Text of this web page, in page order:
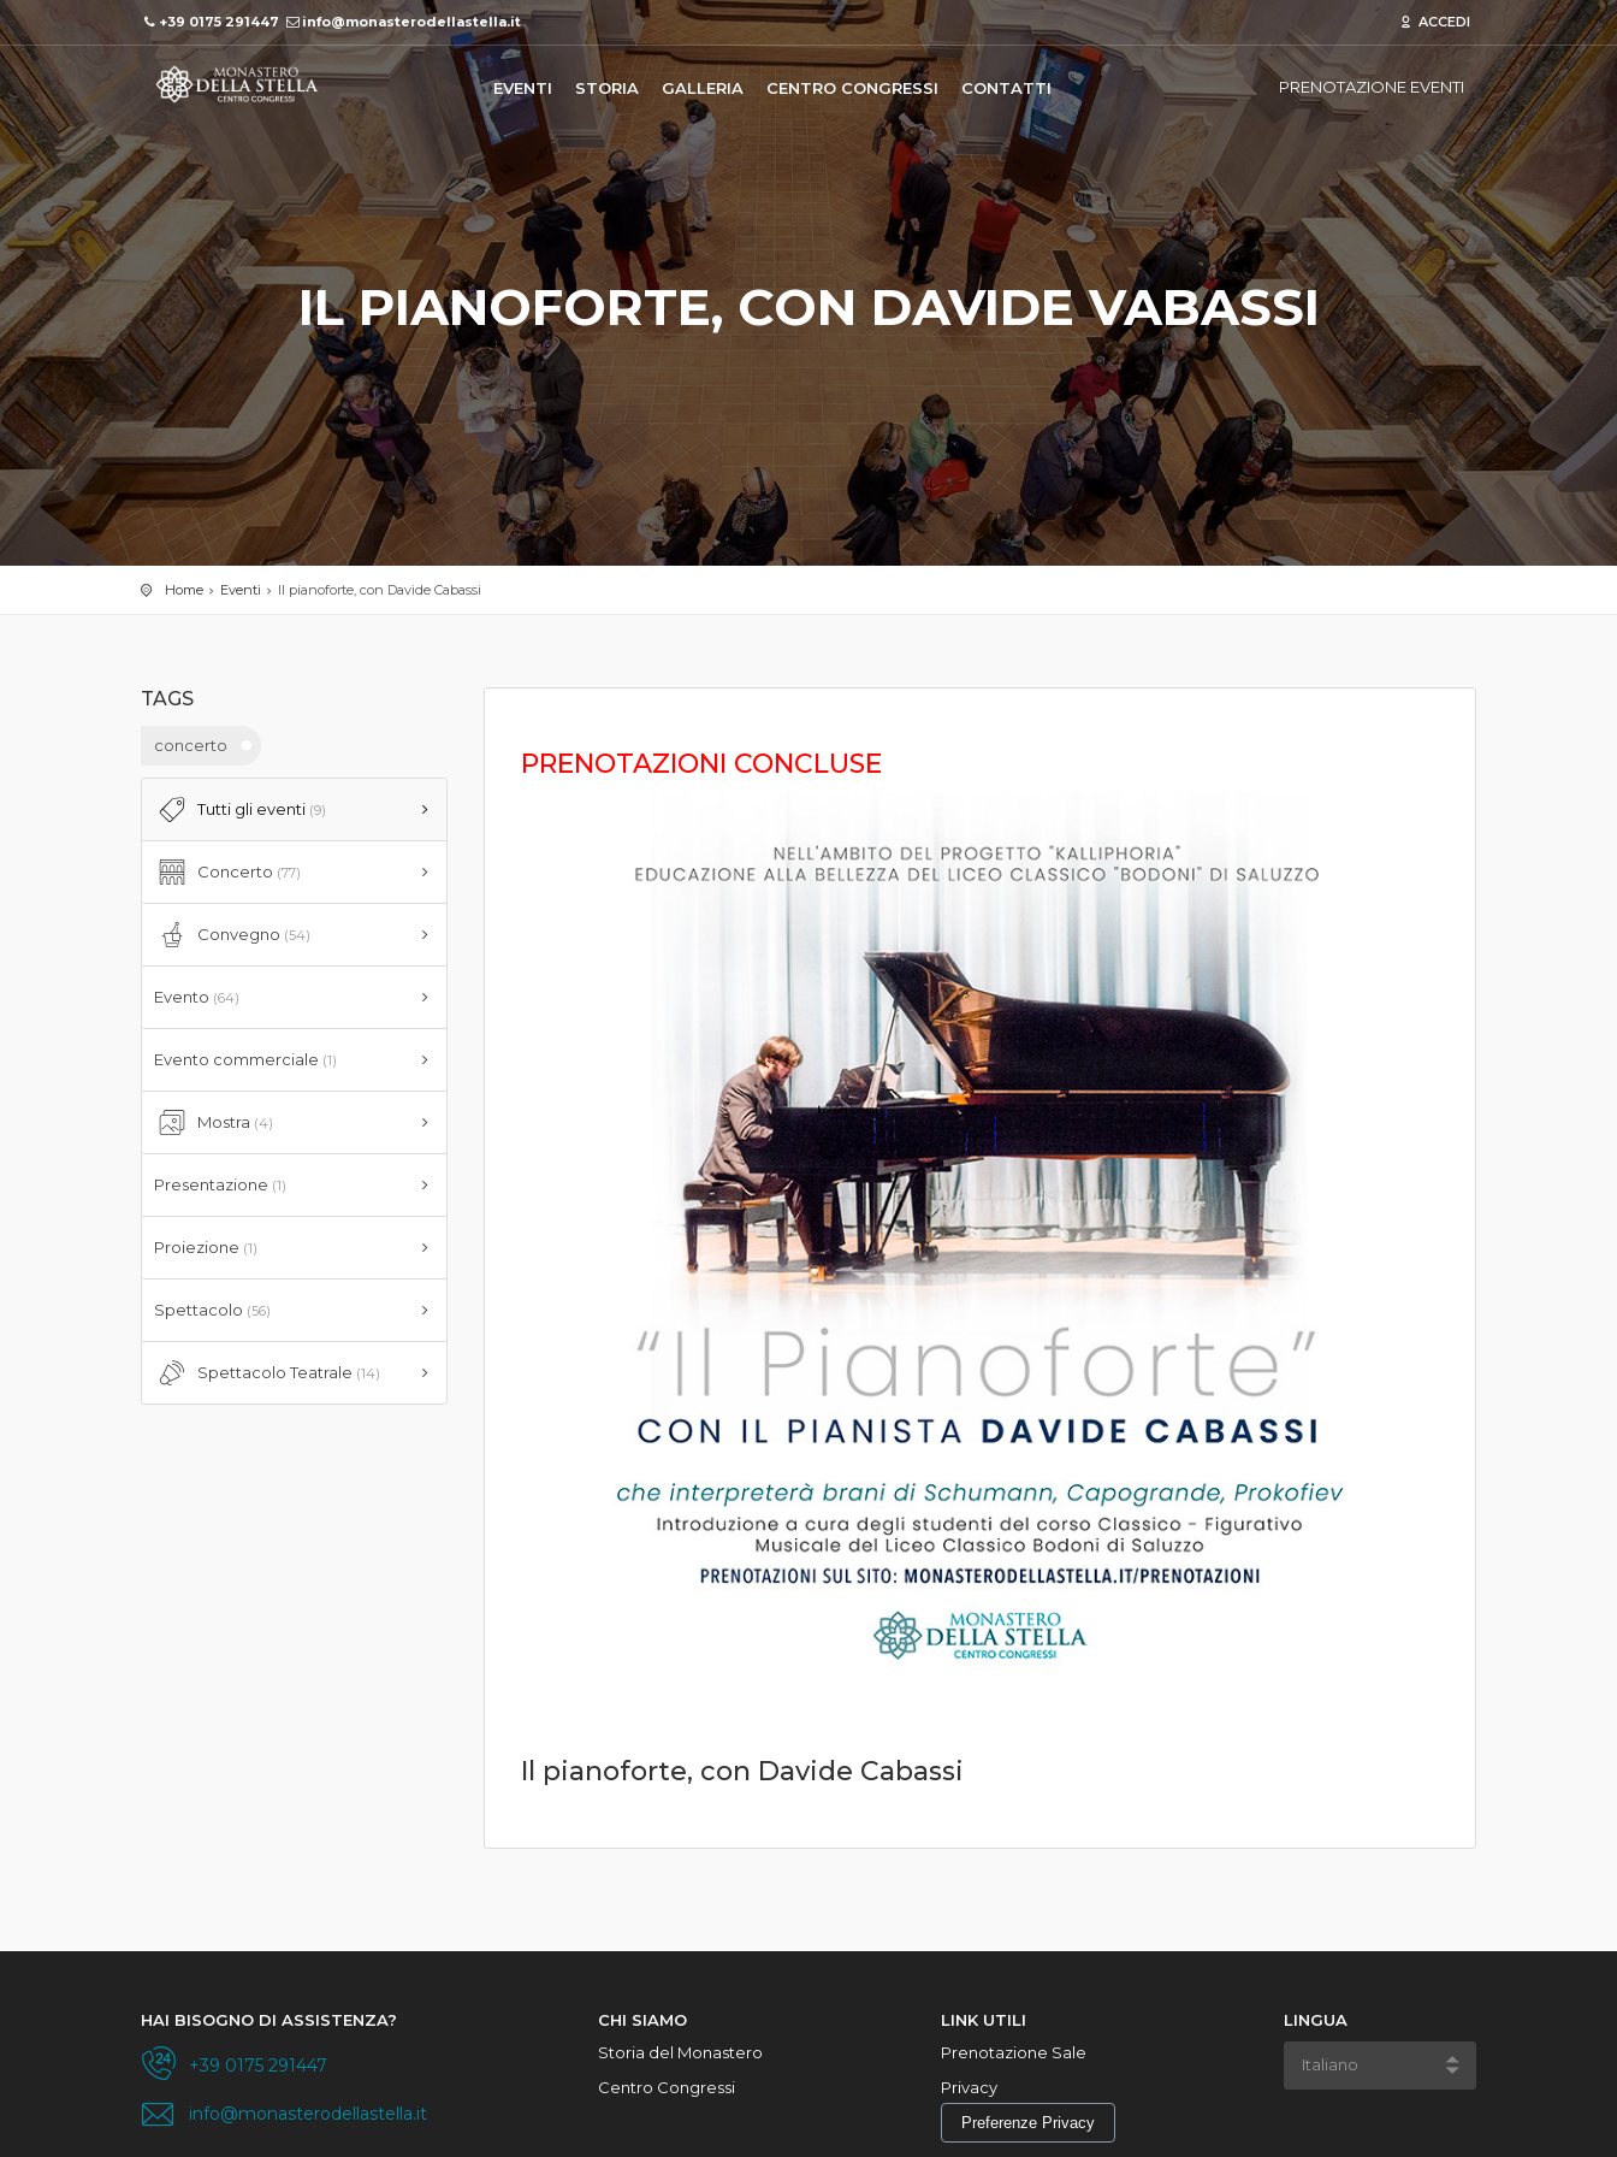
+39 0175 291447 info@monasterodellastella.it ACCEDI
EVENTI STORIA GALLERIA CENTRO CONGRESSI CONTATTI PRENOTAZIONE EVENTI
IL PIANOFORTE, CON DAVIDE VABASSI
Home Eventi Il pianoforte, con Davide Cabassi
TAGS
concerto
Tutti gli eventi (9)
Concerto (77)
Convegno (54)
Evento (64)
Evento commerciale (1)
Mostra (4)
Presentazione (1)
Proiezione (1)
Spettacolo (56)
Spettacolo Teatrale (14)
PRENOTAZIONI CONCLUSE
Il pianoforte, con Davide Cabassi
HAI BISOGNO DI ASSISTENZA?
+39 0175 291447
info@monasterodellastella.it
CHI SIAMO
Storia del Monastero
Centro Congressi
LINK UTILI
Prenotazione Sale
Privacy
Preferenze Privacy
LINGUA